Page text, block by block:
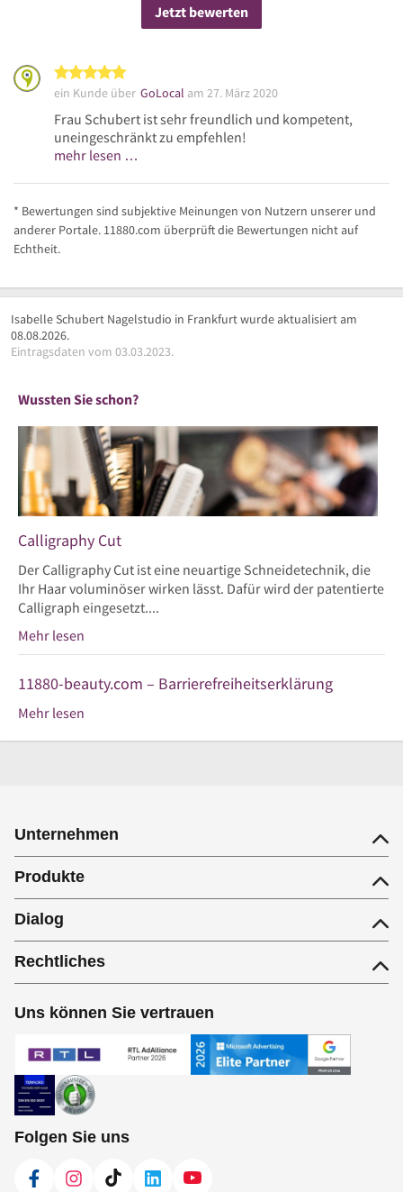
Jetzt bewerten
ein Kunde über GoLocal am 27. März 2020
Frau Schubert ist sehr freundlich und kompetent,
uneingeschränkt zu empfehlen!
mehr lesen …
* Bewertungen sind subjektive Meinungen von Nutzern unserer und
anderer Portale. 11880.com überprüft die Bewertungen nicht auf
Echtheit.
Isabelle Schubert Nagelstudio in Frankfurt wurde aktualisiert am
08.08.2026.
Eintragsdaten vom 03.03.2023.
Wussten Sie schon?
Calligraphy Cut
Der Calligraphy Cut ist eine neuartige Schneidetechnik, die
Ihr Haar voluminöser wirken lässt. Dafür wird der patentierte
Calligraph eingesetzt....
Mehr lesen
11880-beauty.com – Barrierefreiheitserklärung
Mehr lesen
Unternehmen
Produkte
Dialog
Rechtliches
Uns können Sie vertrauen
Folgen Sie uns